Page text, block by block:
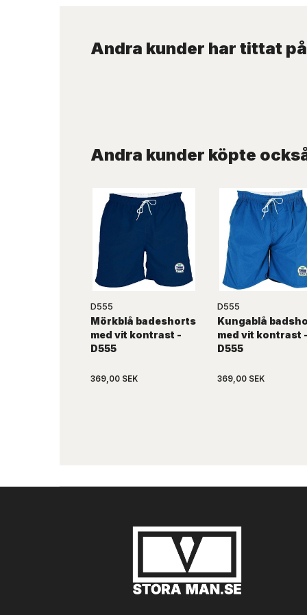
Andra kunder har tittat på
Andra kunder köpte
D555
Mörkblå badeshorts
med vit kontrast -
D555
369,00 SEK
D555
Kungablå
med vit kontrast
D555
369,00 SEK